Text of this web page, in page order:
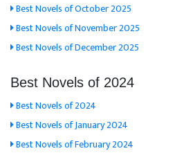
Best Novels of October 2025
Best Novels of November 2025
Best Novels of December 2025
Best Novels of 2024
Best Novels of 2024
Best Novels of January 2024
Best Novels of February 2024